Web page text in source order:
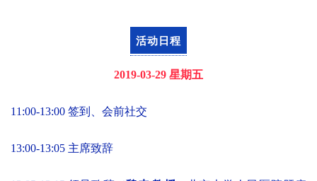
活动日程
2019-03-29 星期五
11:00-13:00 签到、会前社交
13:00-13:05 主席致辞